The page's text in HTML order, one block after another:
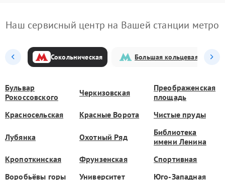
Наш сервисный центр на Вашей станции метро
Сокольническая Большая кольцевая
Бульвар
Рокоссовского
Черкизовская
Преображенская
площадь
Красносельская
Красные Ворота Чистые пруды
Лубянка Охотный Ряд
Библиотека
имени Ленина
Кропоткинская
Фрунзенская
Спортивная
Воробьёвы горы
Университет Юго-Западная